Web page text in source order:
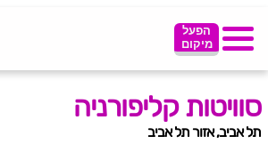
הפעל
מיקום
סוויטות קליפורניה
תל אביב, אזור תל אביב